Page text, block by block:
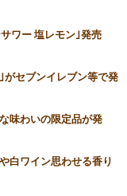
ワー 塩レモン｣発売
セブンイレブン等で発
味わいの限定品が発
白ワイン思わせる香り